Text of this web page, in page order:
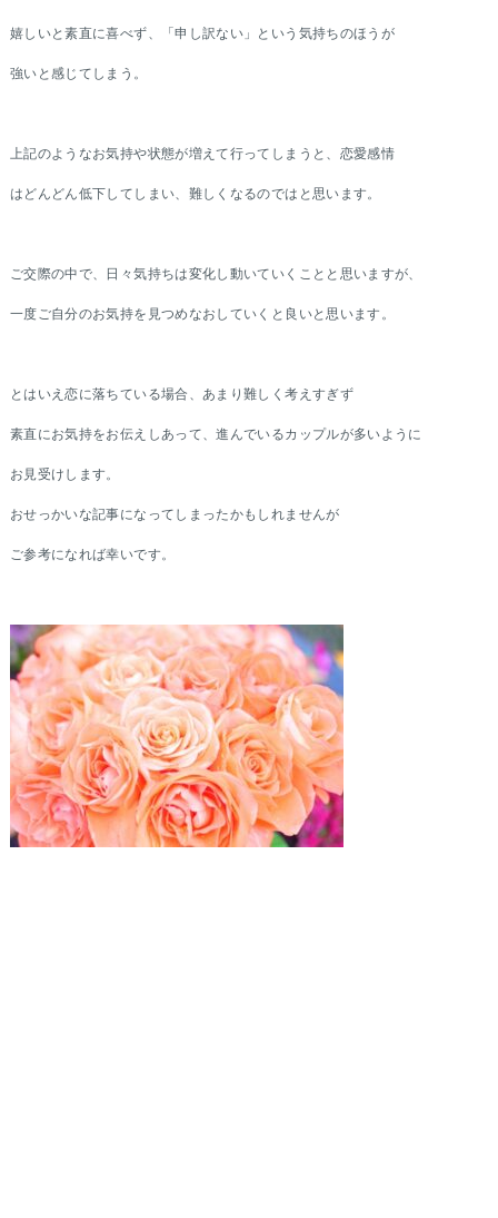
嬉しいと素直に喜べず、「申し訳ない」という気持ちのほうが
強いと感じてしまう。
上記のようなお気持や状態が増えて行ってしまうと、恋愛感情
はどんどん低下してしまい、難しくなるのではと思います。
ご交際の中で、日々気持ちは変化し動いていくことと思いますが、
一度ご自分のお気持を見つめなおしていくと良いと思います。
とはいえ恋に落ちている場合、あまり難しく考えすぎず
素直にお気持をお伝えしあって、進んでいるカップルが多いように
お見受けします。
おせっかいな記事になってしまったかもしれませんが
ご参考になれば幸いです。